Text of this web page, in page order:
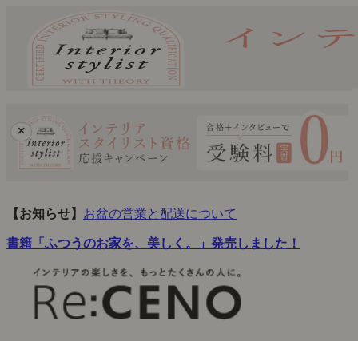
×
【お知らせ】 お盆の営業と配送について
書籍「ふつうのお家を、美しく。」発売しました！